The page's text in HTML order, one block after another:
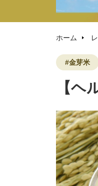
ホーム
#金芽米
【ヘ